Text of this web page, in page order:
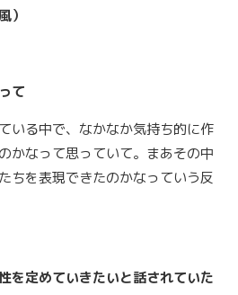
）
て
いる中で、なかなか気持ち的に作
かなって思っていて。まあその中
ちを表現できたのかなっていう反
定めていきたいと話されていた